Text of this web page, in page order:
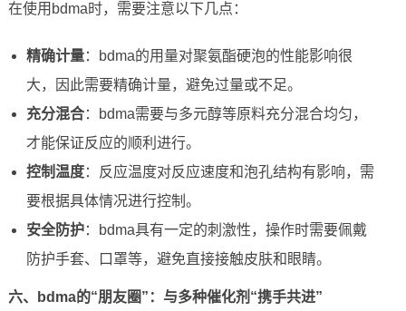
在使用bdma时，需要注意以下几点：
精确计量：bdma的用量对聚氨酯硬泡的性能影响很
大，因此需要精确计量，避免过量或不足。
充分混合：bdma需要与多元醇等原料充分混合均匀，
才能保证反应的顺利进行。
控制温度：反应温度对反应速度和泡孔结构有影响，需
要根据具体情况进行控制。
安全防护：bdma具有一定的刺激性，操作时需要佩戴
防护手套、口罩等，避免直接接触皮肤和眼睛。
六、bdma的“朋友圈”：与多种催化剂“携手共进”